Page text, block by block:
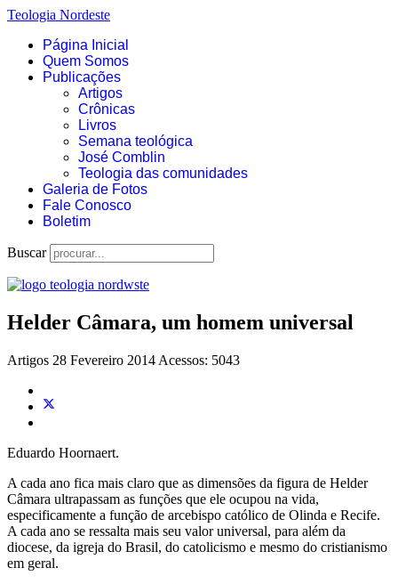
Teologia Nordeste
Página Inicial
Quem Somos
Publicações
Artigos
Crônicas
Livros
Semana teológica
José Comblin
Teologia das comunidades
Galeria de Fotos
Fale Conosco
Boletim
Buscar
Helder Câmara, um homem universal
Artigos 28 Fevereiro 2014 Acessos: 5043
Eduardo Hoornaert.
A cada ano fica mais claro que as dimensões da figura de Helder
Câmara ultrapassam as funções que ele ocupou na vida,
especificamente a função de arcebispo católico de Olinda e Recife.
A cada ano se ressalta mais seu valor universal, para além da
diocese, da igreja do Brasil, do catolicismo e mesmo do cristianismo
em geral.